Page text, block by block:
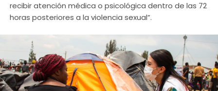
recibir atención médica o psicológica dentro de las 72
horas posteriores a la violencia sexual”.